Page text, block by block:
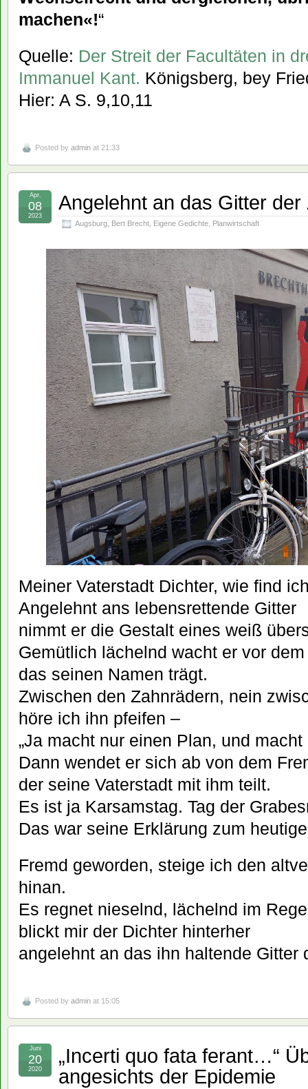
machen«!“
Quelle: Der Streit der Facultäten in
Immanuel Kant. Königsberg, bey
Hier: A S. 9,10,11
Posted by admin at 21:33
Angelehnt an das Gitter
Augsburg Bert Brecht Eigene Gedichte Planwirtschaft
Apr.
08
2023
Meiner Vaterstadt Dichter, wie find
Angelehnt ans lebensrettende Gitter
nimmt er die Gestalt eines weiß
Gemütlich lächelnd wacht er vor
das seinen Namen trägt.
Zwischen den Zahnrädern, nein
höre ich ihn pfeifen –
„Ja macht nur einen Plan, und
Dann wendet er sich ab von dem
der seine Vaterstadt mit ihm teilt.
Es ist ja Karsamstag. Tag der
Das war seine Erklärung zum
Fremd geworden, steige ich den
hinan.
Es regnet nieselnd, lächelnd im
blickt mir der Dichter hinterher
angelehnt an das ihn haltende Gitter
Posted by admin at 15:05
„Incerti quo fata ferant…“
angesichts der Epidemie
Juni
20
2020